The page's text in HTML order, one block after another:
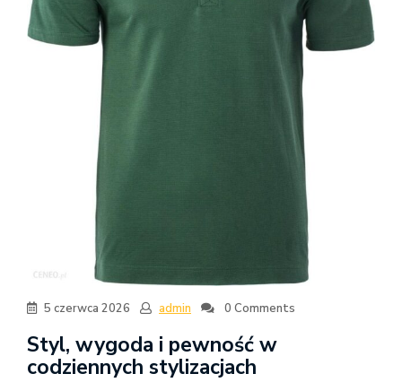
5 czerwca 2026 admin 0 Comments
Styl, wygoda i pewność w
codziennych stylizacjach